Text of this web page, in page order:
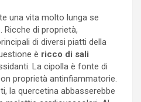
una vita molto lunga se
Ricche di proprietà,
di diversi piatti della
è ricco di sali
La cipolla è fonte di
proprietà antinfiammatorie.
la quercetina abbasserebbe